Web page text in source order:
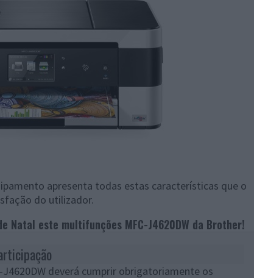
apresenta todas estas características que o
do utilizador.
Natal este multifunções MFC-J4620DW da Brother!
deverá cumprir obrigatoriamente os